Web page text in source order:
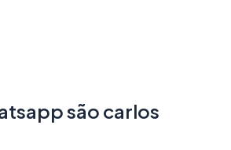
são carlos